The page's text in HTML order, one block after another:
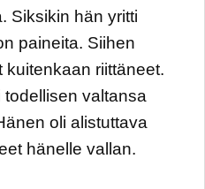
Siksikin hän yritti
paineita. Siihen
riittäneet.
valtansa
oli alistuttava
hänelle vallan.